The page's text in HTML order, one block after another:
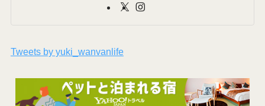
Tweets by yuki_wanvanlife